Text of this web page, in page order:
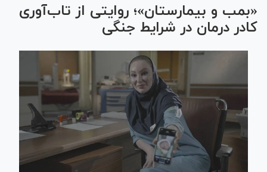
«بمب و بیمارستان»؛ روایتی از تاب‌آوری
کادر درمان در شرایط جنگی